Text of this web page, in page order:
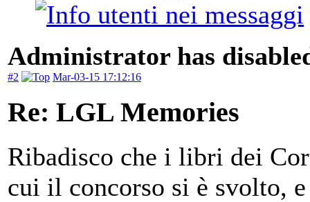
Administrator has
#2 Mar-03-15 17:12:16
Re: LGL Memories
Ribadisco che i libri dei
cui il concorso si è svolto,